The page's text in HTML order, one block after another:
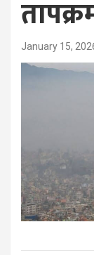
January 15,